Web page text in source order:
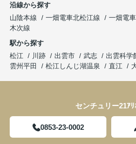
沿線から探す
山陰本線
一畑電車北松江線 一畑電
木次線
駅から探す
松江
川跡 出雲市 武志
出雲科学
雲州平田
松江しんじ湖温泉 直江
センチュリー21ｱﾘ
0853-23-0002